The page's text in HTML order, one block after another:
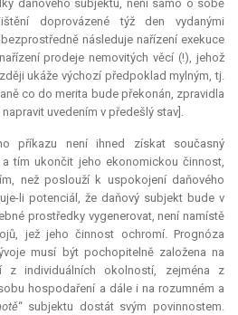
daňového subjektu, není samo o sobě
doprovázené týž den vydanými
následuje nařízení exekuce
prodeje nemovitých věcí (!), jehož
ukáže výchozí předpoklad mylným, tj.
co do merita bude překonán, zpravidla
uvedením v předešlý stav].
příkazu není ihned získat současný
tím ukončit jeho ekonomickou činnost,
než poslouží k uspokojení daňového
li potenciál, že daňový subjekt bude v
prostředky vygenerovat, není namístě
jež jeho činnost ochromí. Prognóza
musí být pochopitelně založena na
z individuálních okolností, zejména z
hospodaření a dále i na rozumném a
“ subjektu dostát svým povinnostem.